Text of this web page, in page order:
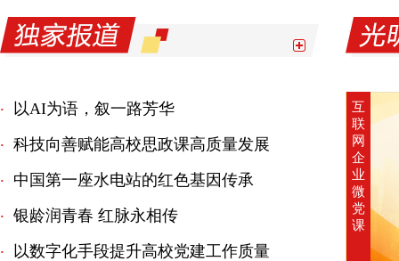
· 以AI为语，叙一路芳华
· 科技向善赋能高校思政课高质量发展
· 中国第一座水电站的红色基因传承
· 银龄润青春 红脉永相传
· 以数字化手段提升高校党建工作质量
互
联
网
企
业
微
党
课